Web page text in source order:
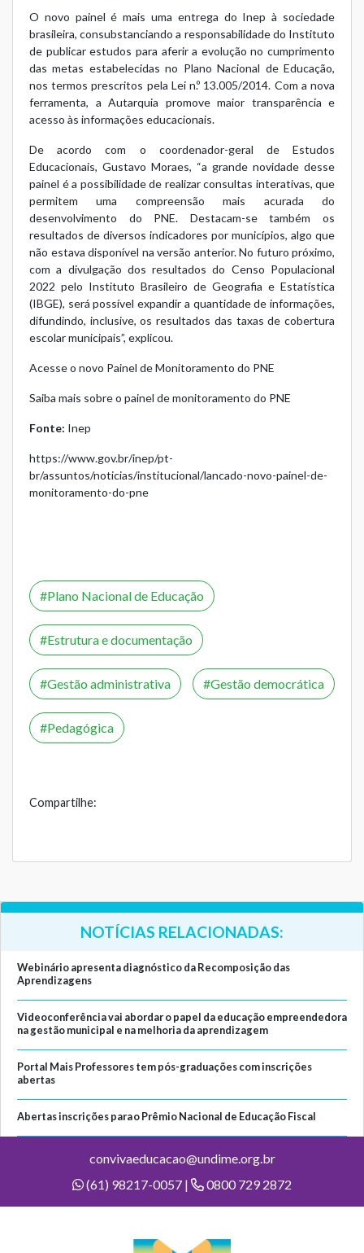
O novo painel é mais uma entrega do Inep à sociedade
brasileira, consubstanciando a responsabilidade do Instituto
de publicar estudos para aferir a evolução no cumprimento
das metas estabelecidas no Plano Nacional de Educação,
nos termos prescritos pela Lei n.º 13.005/2014. Com a nova
ferramenta, a Autarquia promove maior transparência e
acesso às informações educacionais.
De acordo com o coordenador-geral de Estudos
Educacionais, Gustavo Moraes, “a grande novidade desse
painel é a possibilidade de realizar consultas interativas, que
permitem uma compreensão mais acurada do
desenvolvimento do PNE. Destacam-se também os
resultados de diversos indicadores por municípios, algo que
não estava disponível na versão anterior. No futuro próximo,
com a divulgação dos resultados do Censo Populacional
2022 pelo Instituto Brasileiro de Geografia e Estatística
(IBGE), será possível expandir a quantidade de informações,
difundindo, inclusive, os resultados das taxas de cobertura
escolar municipais”, explicou.
Acesse o novo Painel de Monitoramento do PNE
Saiba mais sobre o painel de monitoramento do PNE
Fonte: Inep
https://www.gov.br/inep/pt-
br/assuntos/noticias/institucional/lancado-novo-painel-de-
monitoramento-do-pne
Plano Nacional de Educação
Estrutura e documentação
Gestão administrativa Gestão democrática
Pedagógica
Compartilhe:
NOTÍCIAS RELACIONADAS:
Webinário apresenta diagnóstico da Recomposição das
Aprendizagens
Videoconferência vai abordar o papel da educação empreendedora
na gestão municipal e na melhoria da aprendizagem
Portal Mais Professores tem pós-graduações com inscrições
abertas
Abertas inscrições para o Prêmio Nacional de Educação Fiscal
convivaeducacao@undime.org.br
(61) 98217-0057 |
0800 729 2872